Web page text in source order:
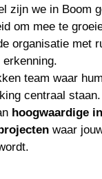
zijn we in Boom
om mee te
organisatie met
erkenning.
team waar
centraal staan.
hoogwaardige
waar